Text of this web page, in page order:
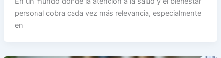
personal cobra cada vez más relevancia, especialmente
en